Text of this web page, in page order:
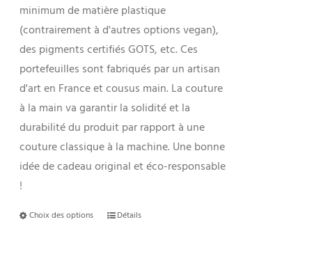
minimum de matière plastique
(contrairement à d'autres options vegan),
des pigments certifiés GOTS, etc. Ces
portefeuilles sont fabriqués par un artisan
d'art en France et cousus main. La couture
à la main va garantir la solidité et la
durabilité du produit par rapport à une
couture classique à la machine. Une bonne
idée de cadeau original et éco-responsable
!
Choix des options Détails